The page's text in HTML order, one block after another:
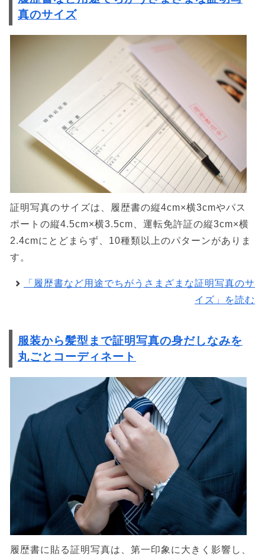
真のサイズ
証明写真のサイズは、履歴書の縦4cm×横3cmやパス
ポートの縦4.5cm×横3.5cm、運転免許証の縦3cm×横
2.4cmにとどまらず、10種類以上のパターンがありま
す。
「履歴書など用途でちがうさまざまな証明写真のサ
イズ」を読む
服装から髪型まで証明写真の身だしなみを
丸ごとコーディネート
履歴書に貼る証明写真は、第一印象に大きく影響し、